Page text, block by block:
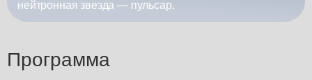
Программа